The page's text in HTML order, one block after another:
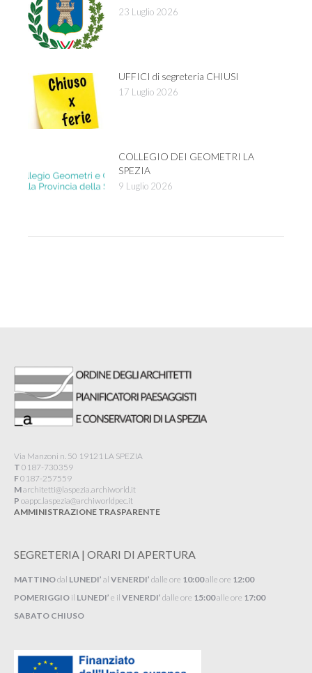
23 Luglio 2026
UFFICI di segreteria CHIUSI
17 Luglio 2026
COLLEGIO DEI GEOMETRI LA
SPEZIA
9 Luglio 2026
Via Manzoni n. 50 19121 LA SPEZIA
T 0187-730359
F0187-257559
Marchitetti@laspezia.archiworld.it
P oappc.laspezia@archiworldpec.it​
AMMINISTRAZIONE TRASPARENTE
SEGRETERIA | ORARI DI APERTURA
MATTINOdal LUNEDI’ al VENERDI’ dalle ore 10:00alle ore 12:00
POMERIGGIO il LUNEDI’ e il VENERDI’ dalle ore 15:00alle ore 17:00
SABATO CHIUSO